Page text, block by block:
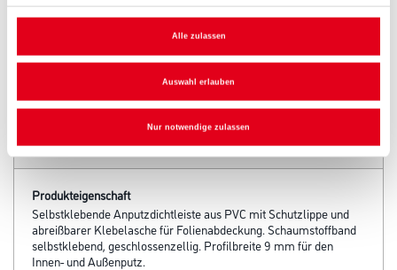
Alle zulassen
Auswahl erlauben
Nur notwendige zulassen
PRODUKTEIGENSCHAFTEN
Produkteigenschaft
Selbstklebende Anputzdichtleiste aus PVC mit Schutzlippe und
abreißbarer Klebelasche für Folienabdeckung. Schaumstoffband
selbstklebend, geschlossenzellig. Profilbreite 9 mm für den
Innen- und Außenputz.